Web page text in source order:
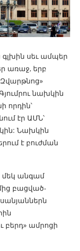
գլխին սեւ ամպեր
առաջ, երբ
նախկին
որդին՝
էր ԱՄՆ՝
Նախկին
է բուժման
մեկ անգամ
բացված-
բերդ» ամրոցի